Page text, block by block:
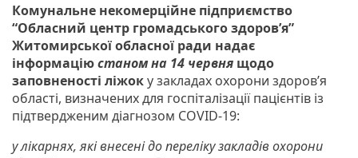
Комунальне некомерційне підприємство
“Обласний центр громадського здоров’я”
Житомирської обласної ради надає
інформаціюстаном на 14 червня щодо
заповненості ліжоку закладах охорони здоров’я
області, визначених для госпіталізації пацієнтів із
підтвердженим діагнозом COVID-19:
у лікарнях, які внесені до переліку закладів охорони